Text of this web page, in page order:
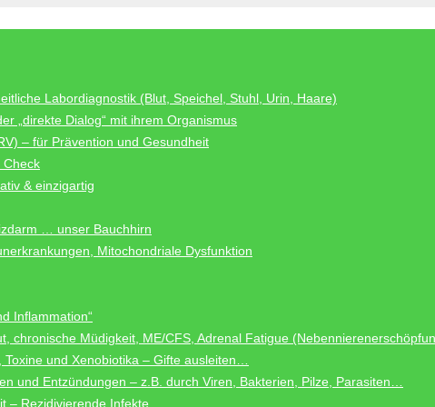
Labordiagnostik (Blut, Speichel, Stuhl, Urin, Haare)
„direkte Dialog“ mit ihrem Organismus
– für Prävention und Gesundheit
Check
& einzigartig
… unser Bauchhirn
Mitochondriale Dysfunktion
Inflammation“
chronische Müdigkeit, ME/CFS, Adrenal Fatigue
Toxine und Xenobiotika – Gifte ausleiten…
und Entzündungen – z.B. durch Viren, Bakterien, Pilze, Parasiten…
– Rezidivierende Infekte